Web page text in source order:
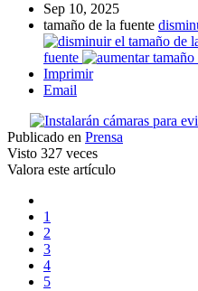
Sep 10, 2025
tamaño de la fuente
fuente
Imprimir
Email
Publicado en Prensa
Visto 327 veces
Valora este artículo
1
2
3
4
5